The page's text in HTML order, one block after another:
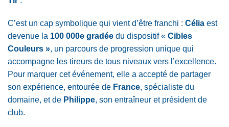
C’est un cap symbolique qui vient d’être franchi : Célia est
devenue la 100 000e gradée du dispositif « Cibles
Couleurs », un parcours de progression unique qui
accompagne les tireurs de tous niveaux vers l’excellence.
Pour marquer cet événement, elle a accepté de partager
son expérience, entourée de France, spécialiste du
domaine, et de Philippe, son entraîneur et président de
club.